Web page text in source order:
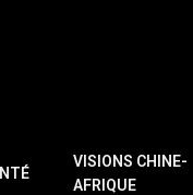
VISIONS CHINE-
AFRIQUE